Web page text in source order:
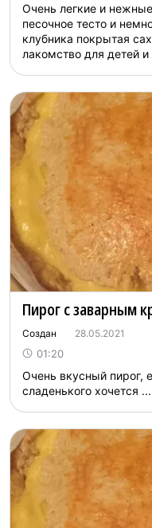
Очень легкие и
песочное тесто и
клубника покрытая
лакомство для детей
Пирог с заварным
Создан 28.05.2021
01:20
Очень вкусный пирог,
сладенького хочется